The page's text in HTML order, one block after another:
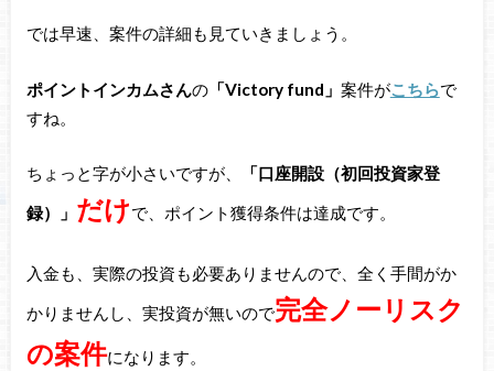
では早速、案件の詳細も見ていきましょう。
ポイントインカムさんの「Victory fund」 案件がこちらで
すね。
ちょっと字が小さいですが、
「口座開設（初回投資家登
録）」 だけで、ポイント獲得条件は達成です。
入金も、実際の投資も必要ありませんので、全く手間がか
かりませんし、実投資が無いので完全ノーリスク
の案件になります。